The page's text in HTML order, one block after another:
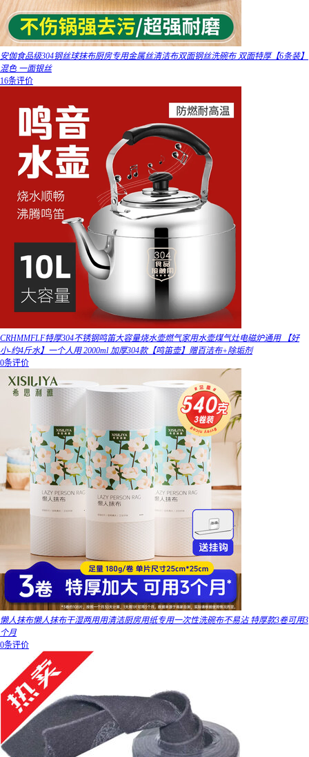
安伽食品级304钢丝球抹布厨房专用金属丝清洁布双面钢丝洗碗布 双面特厚【6条装】
混色 一面银丝
16条评价
CRHMMFLF特厚304不锈钢鸣笛大容量烧水壶燃气家用水壶煤气灶电磁炉通用 【好
小-约4斤水】一个人用 2000ml 加厚304款【鸣笛壶】赠百洁布+除垢剂
0条评价
懒人抹布懒人抹布干湿两用用清洁厨房用纸专用一次性洗碗布不易沾 特厚款3卷可用3
个月
0条评价